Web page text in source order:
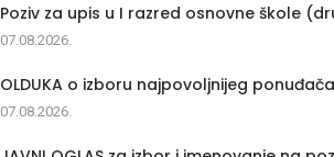
Poziv za upis u I razred osnovne škole
07.08.2026.
OLDUKA o izboru najpovoljnijeg
07.08.2026.